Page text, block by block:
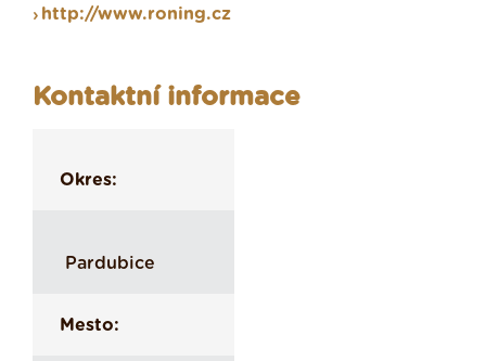
http://www.roning.cz
Kontaktní informace
Okres:
Pardubice
Mesto: